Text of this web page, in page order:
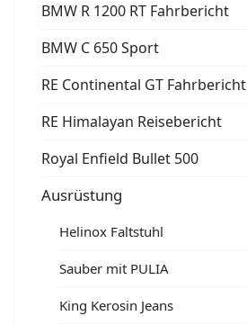
BMW R 1200 RT Fahrbericht
BMW C 650 Sport
RE Continental GT Fahrbericht
RE Himalayan Reisebericht
Royal Enfield Bullet 500
Ausrüstung
Helinox Faltstuhl
Sauber mit PULIA
King Kerosin Jeans